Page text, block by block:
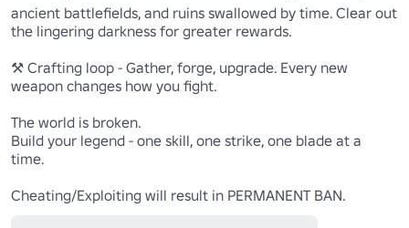
ancient battlefields, and ruins swallowed by time. Clear out
the lingering darkness for greater rewards.
⚒️ Crafting loop - Gather, forge, upgrade. Every new
weapon changes how you fight.
The world is broken.
Build your legend - one skill, one strike, one blade at a
time.
Cheating/Exploiting will result in PERMANENT BAN.